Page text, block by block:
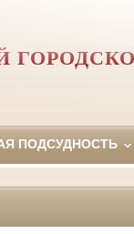
ПОДСУДНОСТЬ